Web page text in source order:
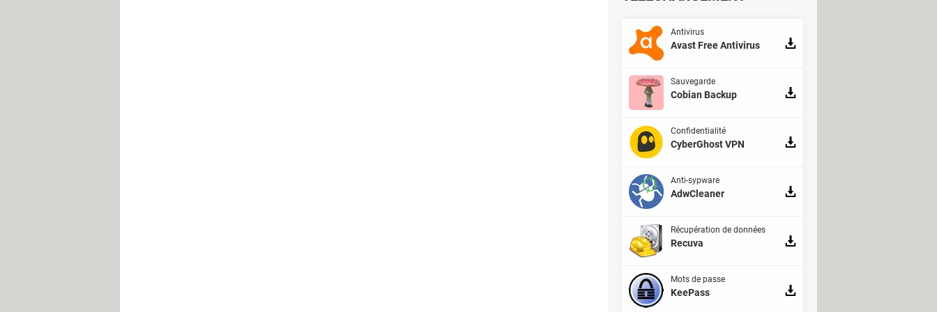
Antivirus
Avast Free Antivirus
Sauvegarde
Cobian Backup
Confidentialité
CyberGhost VPN
Anti-sypware
AdwCleaner
Récupération de données
Recuva
Mots de passe
KeePass